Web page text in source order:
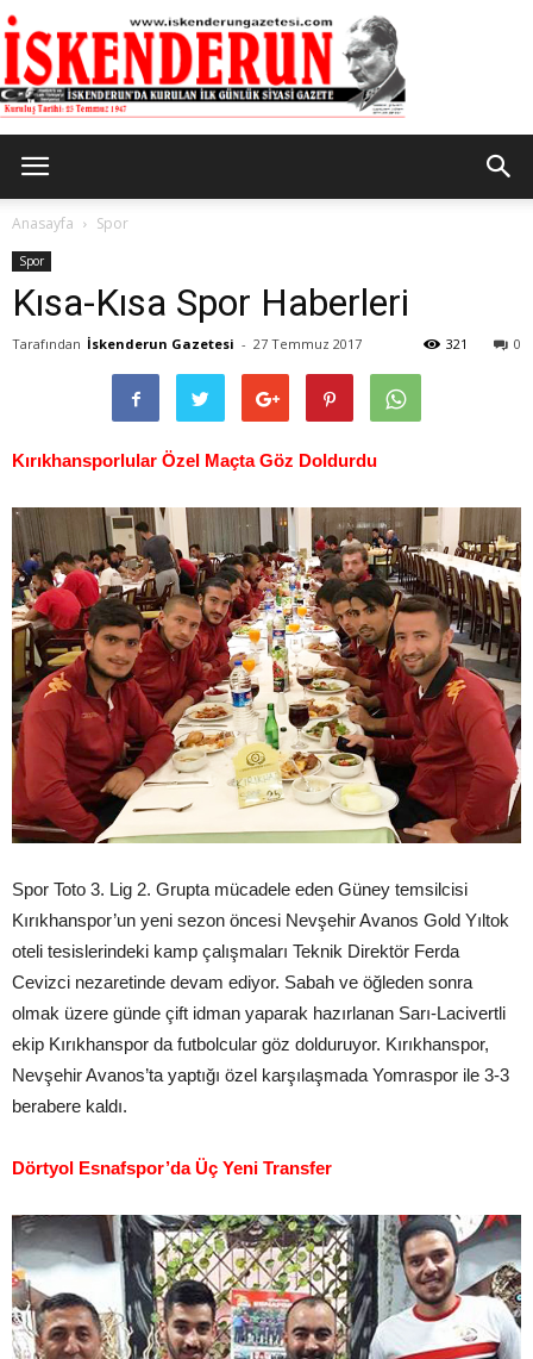
Gazetesi
Anasayfa Spor
Spor
Kısa-Kısa Spor Haberleri
Tarafından İskenderun Gazetesi - 27 Temmuz 2017 0
321
Kırıkhansporlular Özel Maçta Göz Doldurdu
Spor Toto 3. Lig 2. Grupta mücadele eden Güney temsilcisi
Kırıkhanspor’un yeni sezon öncesi Nevşehir Avanos Gold Yıltok
oteli tesislerindeki kamp çalışmaları Teknik Direktör Ferda
Cevizci nezaretinde devam ediyor. Sabah ve öğleden sonra
olmak üzere günde çift idman yaparak hazırlanan Sarı-Lacivertli
ekip Kırıkhanspor da futbolcular göz dolduruyor. Kırıkhanspor,
Nevşehir Avanos’ta yaptığı özel karşılaşmada Yomraspor ile 3-3
berabere kaldı.
Dörtyol Esnafspor’da Üç Yeni Transfer